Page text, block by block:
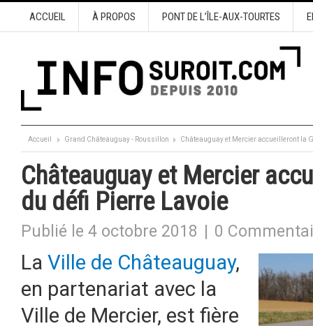
ACCUEIL À PROPOS PONT DE L’ÎLE-AUX-TOURTES
Accueil Grand Châteauguay - Roussillon Châteauguay et Mercier accueilleront la
Châteauguay et Mercier
du défi Pierre Lavoie
Publié le 4 octobre 2018 0
La Ville de Châteauguay,
en partenariat avec la
Ville de Mercier, est fière